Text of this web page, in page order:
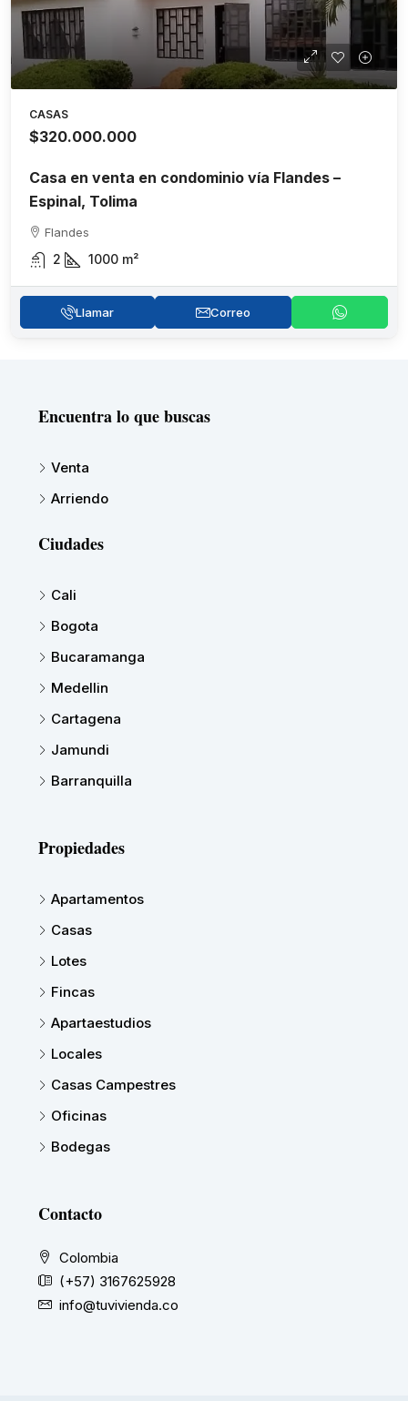
CASAS
$320.000.000
Casa en venta en condominio vía Flandes –
Espinal, Tolima
Flandes
2 1000 m²
Llamar Correo
Encuentra lo que buscas
Venta
Arriendo
Ciudades
Cali
Bogota
Bucaramanga
Medellin
Cartagena
Jamundi
Barranquilla
Propiedades
Apartamentos
Casas
Lotes
Fincas
Apartaestudios
Locales
Casas Campestres
Oficinas
Bodegas
Contacto
Colombia
(+57) 3167625928
info@tuvivienda.co